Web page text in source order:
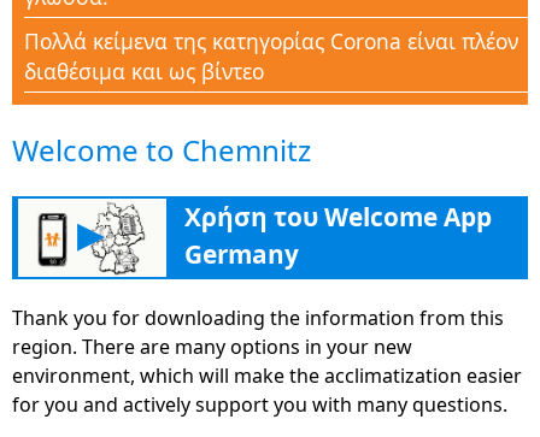
Πολλά κείμενα της κατηγορίας Corona είναι πλέον
διαθέσιμα και ως βίντεο
έγγραφα είναι διαθέσιμα στην ενότητα Corona
Νέα κατηγορία Corona-Aid για την υποστήριξη
όλων των ανθρώπων σε αυτή την περίοδο της
κρίσης με γνώση
Η νέα ενότητα "Εκπαίδευση" βοηθά με πολλές
συμβουλές, διευθύνσεις και πληροφορίες για
περαιτέρω εκπαίδευση, προκειμένου να βρουν το
δρόμο τους στη γερμανική αγορά εργασίας
Welcome to Chemnitz
▶
Χρήση του Welcome App
Germany
Thank you for downloading the information from this
region. There are many options in your new
environment, which will make the acclimatization easier
for you and actively support you with many questions.